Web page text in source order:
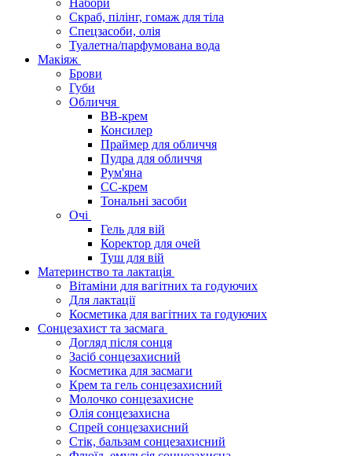
Скраб, пілінг, гомаж для тіла
Спецзасоби, олія
Туалетна/парфумована вода
Макіяж
Брови
Губи
Обличчя
BB-крем
Консилер
Праймер для обличчя
Пудра для обличчя
Рум'яна
СС-крем
Тональні засоби
Очі
Гель для вій
Коректор для очей
Туш для вій
Материнство та лактація
Вітаміни для вагітних та годуючих
Для лактації
Косметика для вагітних та годуючих
Сонцезахист та засмага
Догляд після сонця
Засіб сонцезахисний
Косметика для засмаги
Крем та гель сонцезахисний
Молочко сонцезахисне
Олія сонцезахисна
Спрей сонцезахисний
Стік, бальзам сонцезахисний